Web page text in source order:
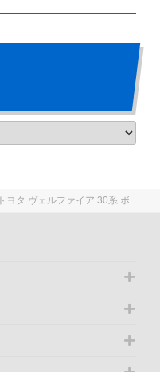
トヨタ ヴェルファイア 30系 ボンネットモール 年式による形状違い ＡＧＨ３０ ＡＧＨ３５ ＧＧＨ３０ ＧＧＨ３５ ＡＹＨ３０